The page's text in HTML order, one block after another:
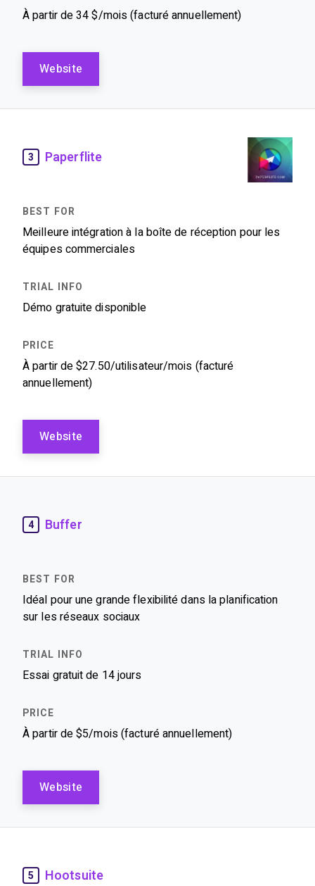
À partir de 34 $/mois (facturé annuellement)
Website
3 Paperflite
Meilleure intégration à la boîte de réception pour les
équipes commerciales
Démo gratuite disponible
À partir de $27.50/utilisateur/mois (facturé
annuellement)
Website
4 Buffer
Idéal pour une grande flexibilité dans la planification
sur les réseaux sociaux
Essai gratuit de 14 jours
À partir de $5/mois (facturé annuellement)
Website
5 Hootsuite